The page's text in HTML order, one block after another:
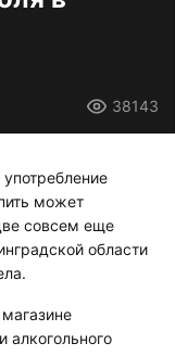
38143
может
совсем еще
области
алкогольного